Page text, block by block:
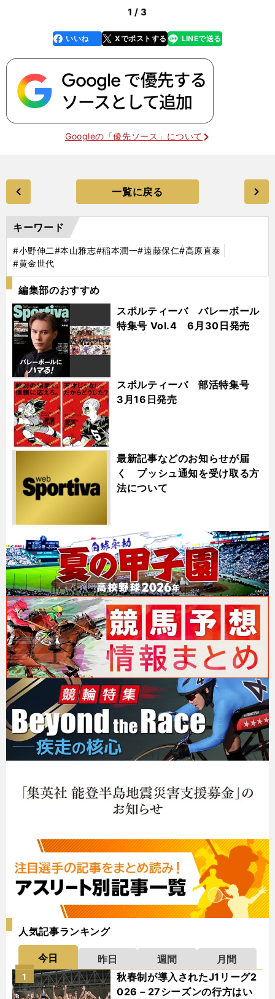
1 / 3
faceboo
k
いいね Xでポストする
line LINEで送る
Googleの「優先ソース」について
一覧に戻る
キーワード
#小野伸二#本山雅志#稲本潤一#遠藤保仁#高原直泰
#黄金世代
編集部のおすすめ
スポルティーバ バレーボール
特集号 Vol.4 6月30日発売
スポルティーバ 部活特集号
3月16日発売
最新記事などのお知らせが届
く プッシュ通知を受け取る方
法について
人気記事ランキング
今日 昨日 週間
月間
秋春制が導入されたJ1リーグ2
026－27シーズンの行方はい
1